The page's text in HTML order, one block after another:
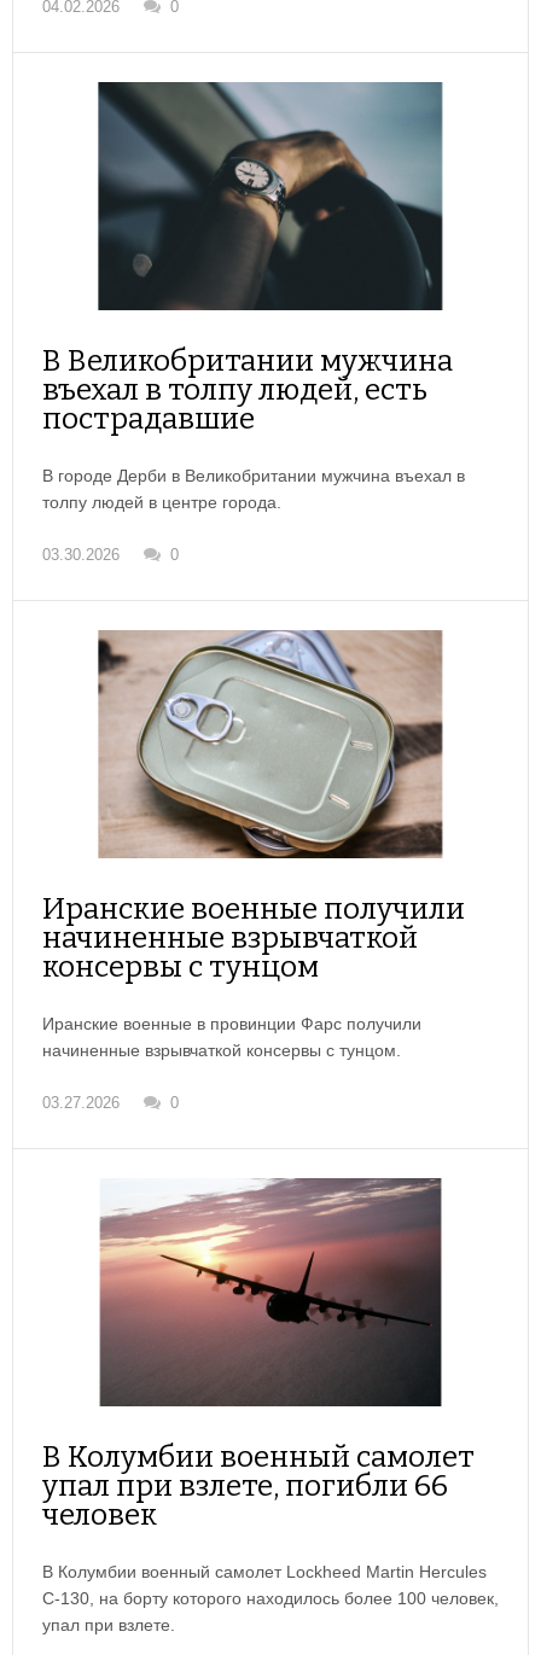
04.02.2026 0
В Великобритании мужчина
въехал в толпу людей, есть
пострадавшие
В городе Дерби в Великобритании мужчина въехал в
толпу людей в центре города.
03.30.2026 0
Иранские военные получили
начиненные взрывчаткой
консервы с тунцом
Иранские военные в провинции Фарс получили
начиненные взрывчаткой консервы с тунцом.
03.27.2026 0
В Колумбии военный самолет
упал при взлете, погибли 66
человек
В Колумбии военный самолет Lockheed Martin Hercules
C-130, на борту которого находилось более 100 человек,
упал при взлете.